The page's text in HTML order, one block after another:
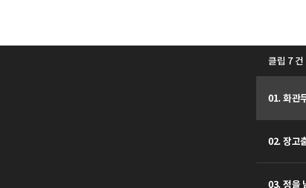
클립 7 건
01. 화관
02. 장고